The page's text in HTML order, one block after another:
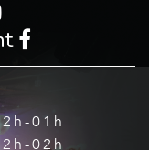
01h
02h